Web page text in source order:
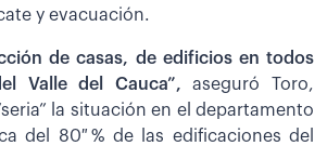
y evacuación.
de casas, de edificios en todos
Valle del Cauca”, aseguró Toro,
la situación en el departamento
del 80 % de las edificaciones del